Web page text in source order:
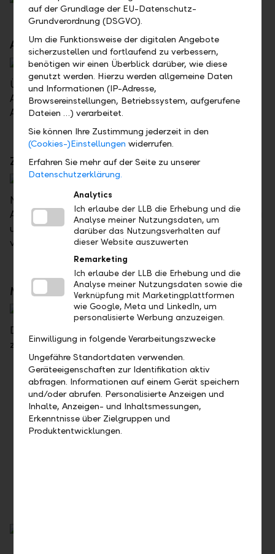
Aktivierungsbrief bestellen
Über den Self-Service-Prozess kann ein neuer
Aktivierungsbrief bestellt werden. Der
Aktivierungsbrief wird per Post zugestellt.
Zusätzliches Gerät aktivieren
Neue und bestehende Geräte für die PhotoTAN-
Anmeldung können bequem über das Benutzermenü
unter "Meine Apps" hinzugefügt beziehungsweise
verwaltet werden.
Mehr Informationen, übersichtlich dargestellt
Das E-Banking-System zeigt neu folgende
zusätzliche Informationen an:
Umsatzdetails – Uhrzeit bei Buchungsdatum
Börsenauftragsdetails (auch für PDF-Print
und -Export)
- Uhrzeit des Auftrages
- Ablehnungsgrund
auf der Grundlage der EU-Datenschutz-
Grundverordnung (DSGVO).
Um die Funktionsweise der digitalen Angebote
sicherzustellen und fortlaufend zu verbessern,
benötigen wir einen Überblick darüber, wie diese
genutzt werden. Hierzu werden allgemeine Daten
und Informationen (IP-Adresse,
Browsereinstellungen, Betriebssystem, aufgerufene
Dateien …) verarbeitet.
Sie können Ihre Zustimmung jederzeit in den
(Cookies-)Einstellungen widerrufen.
Erfahren Sie mehr auf der Seite zu unserer
Datenschutzerklärung.
Analytics
Ich erlaube der LLB die Erhebung und die
Analyse meiner Nutzungsdaten, um
darüber das Nutzungsverhalten auf
dieser Website auszuwerten
Remarketing
Ich erlaube der LLB die Erhebung und die
Analyse meiner Nutzungsdaten sowie die
Verknüpfung mit Marketingplattformen
wie Google, Meta und LinkedIn, um
personalisierte Werbung anzuzeigen.
Einwilligung in folgende Verarbeitungszwecke
Ungefähre Standortdaten verwenden.
Geräteeigenschaften zur Identifikation aktiv
abfragen. Informationen auf einem Gerät speichern
und/oder abrufen. Personalisierte Anzeigen und
Inhalte, Anzeigen- und Inhaltsmessungen,
Erkenntnisse über Zielgruppen und
Produktentwicklungen.